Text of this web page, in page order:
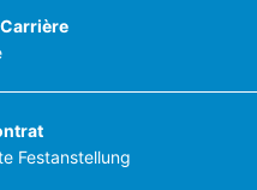
Festanstellung